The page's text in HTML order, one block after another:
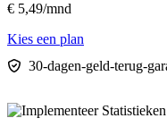
€ 5,49/mnd
Kies een plan
30-dagen-geld-terug-